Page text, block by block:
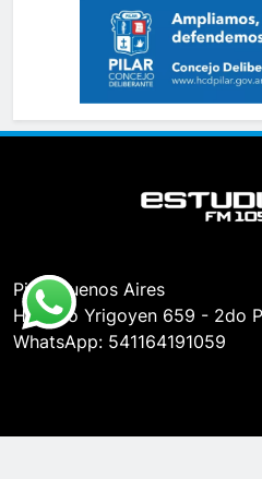
Pilar, Buenos Aires
Hipólito Yrigoyen 659 - 2do
WhatsApp: 541164191059